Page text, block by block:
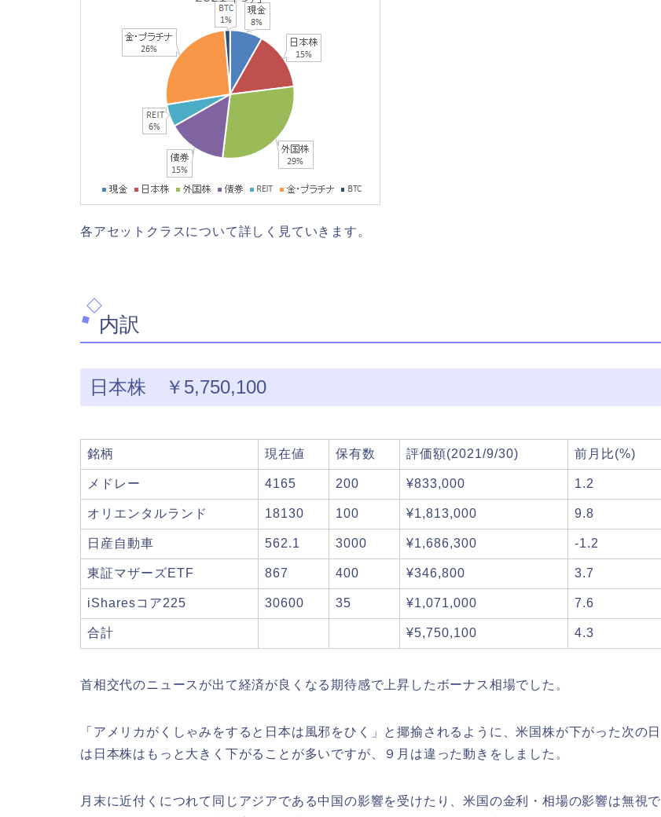
各アセットクラスについて詳しく見ていきます。
内訳
日本株 ￥5,750,100
銘柄 現在値 保有数 評価額(2021/9/30) 前月比(%)
メドレー 4165 200 ¥833,000 1.2
オリエンタルランド 18130 100 ¥1,813,000 9.8
日産自動車 562.1 3000 ¥1,686,300 -1.2
東証マザーズETF 867 400 ¥346,800 3.7
iSharesコア225 30600 35 ¥1,071,000 7.6
合計 ¥5,750,100 4.3
首相交代のニュースが出て経済が良くなる期待感で上昇したボーナス相場でした。
「アメリカがくしゃみをすると日本は風邪をひく」と揶揄されるように、米国株が下がった次の日
は日本株はもっと大きく下がることが多いですが、９月は違った動きをしました。
月末に近付くにつれて同じアジアである中国の影響を受けたり、米国の金利・相場の影響は無視で